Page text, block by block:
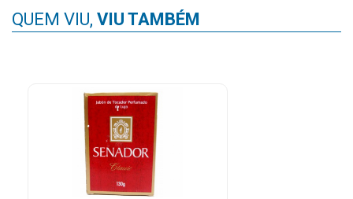
QUEM VIU, VIU TAMBÉM